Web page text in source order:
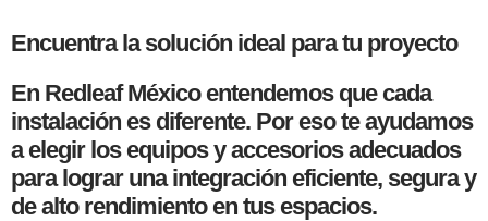
Encuentra la solución ideal para tu proyecto
En Redleaf México entendemos que cada
instalación es diferente. Por eso te ayudamos
a elegir los equipos y accesorios adecuados
para lograr una integración eficiente, segura y
de alto rendimiento en tus espacios.